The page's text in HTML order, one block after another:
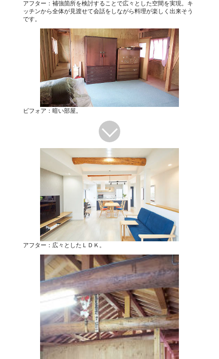
アフター：補強箇所を検討することで広々とした空間を実現。キ
ッチンから全体が見渡せて会話をしながら料理が楽しく出来そう
です。
ビフォア：暗い部屋。
アフター：広々としたＬＤＫ。